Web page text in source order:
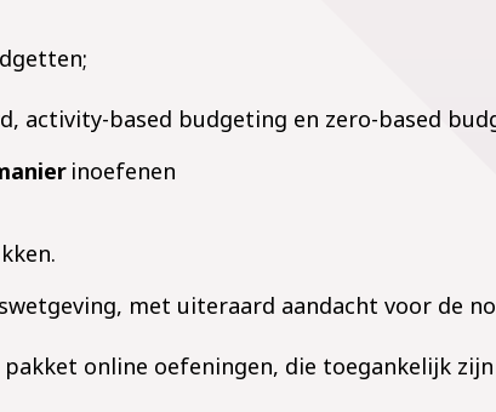
activity-based budgeting en zero-based
inoefenen
met uiteraard aandacht voor de
online oefeningen, die toegankelijk